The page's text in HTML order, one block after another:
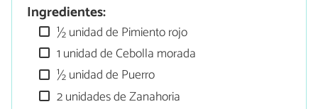
Ingredientes:
½ unidad de Pimiento rojo
1 unidad de Cebolla morada
½ unidad de Puerro
2 unidades de Zanahoria